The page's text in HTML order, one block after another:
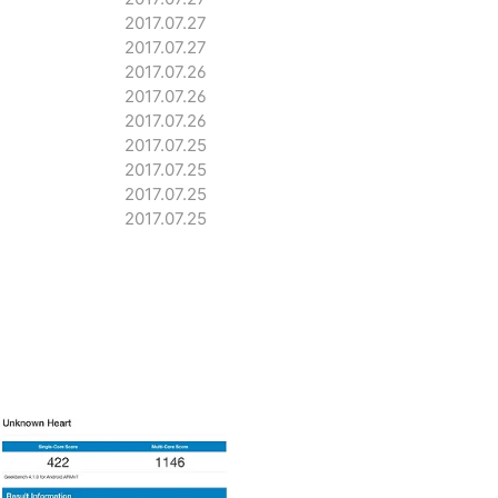
2017.07.27
2017.07.27
2017.07.26
2017.07.26
2017.07.26
2017.07.25
2017.07.25
2017.07.25
2017.07.25